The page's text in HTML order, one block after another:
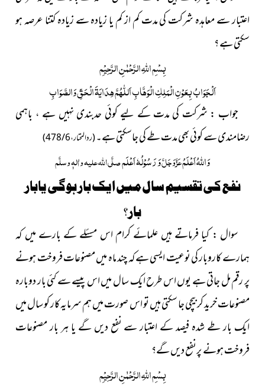
اعتبار سے معاہدہ شرکت کی مدت کم از کم یا زیادہ سے زیادہ کتنا عرصہ ہو
سکتی ہے ؟
بِسْمِاللّٰہِالرَّحْمٰنِ الرَّحِیْمِ
اَلْجَوَابُ بِعَوْنِ الْمَلِکِ الْوَھَّابِ اَللّٰھُمَّ ھِدَایَۃَ الْحَقِّ وَالصَّوَابِ
جواب : شرکت کی مدت کے لیے کوئی حدبندی نہیں ہے ، باہمی
رضامندی سے کوئی بھی مدت طے کی جاسکتی ہے۔(ردالمحتار ، 6 / 478)
وَاللہُاَعْلَمُعَزَّوَجَلَّوَ رَسُوْلُہٗ اَعْلَمصلَّی اللہ علیہ واٰلہٖ وسلَّم
نفع کی تقسیم سال میں ایک بار ہوگی یابار
بار؟
سوال : کیا فرماتے ہیں علمائے کرام اس مسئلے کے بارے میں کہ
ہمارے کاروبار کی نوعیت ایسی ہے کہ چند ماہ میں مصنوعات فروخت ہونے
پر رقم مل جاتی ہے یوں اس طرح ایک سال میں اس پیسے سے کئی بار دوبارہ
مصنوعات خرید کر بیچی جا سکتی ہیں تو اس صورت میں ہم سرمایہ کار کو سال میں
ایک بار طے شدہ فیصد کے اعتبار سے نفع دیں گے یا ہر بار مصنوعات
فروخت ہونے پرنفع دیں گے؟
بِسْمِاللّٰہِالرَّحْمٰنِ الرَّحِیْمِ